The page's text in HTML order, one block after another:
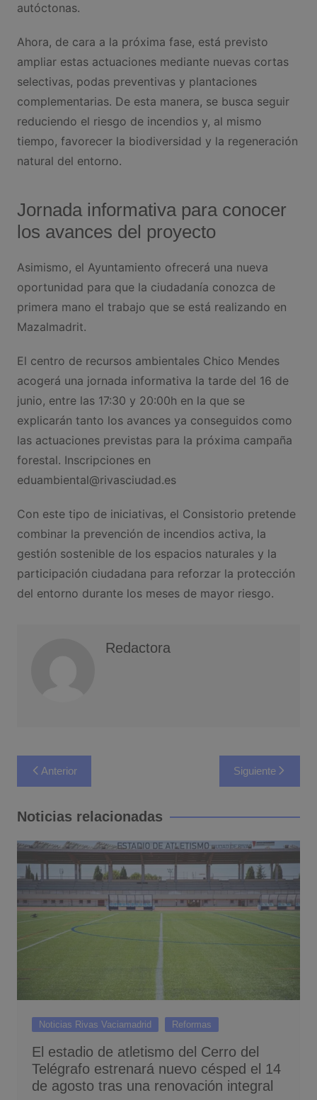
autóctonas.
Ahora, de cara a la próxima fase, está previsto
ampliar estas actuaciones mediante nuevas cortas
selectivas, podas preventivas y plantaciones
complementarias. De esta manera, se busca seguir
reduciendo el riesgo de incendios y, al mismo
tiempo, favorecer la biodiversidad y la regeneración
natural del entorno.
Jornada informativa para conocer
los avances del proyecto
Asimismo, el Ayuntamiento ofrecerá una nueva
oportunidad para que la ciudadanía conozca de
primera mano el trabajo que se está realizando en
Mazalmadrit.
El centro de recursos ambientales Chico Mendes
acogerá una jornada informativa la tarde del 16 de
junio, entre las 17:30 y 20:00h en la que se
explicarán tanto los avances ya conseguidos como
las actuaciones previstas para la próxima campaña
forestal. Inscripciones en
eduambiental@rivasciudad.es
Con este tipo de iniciativas, el Consistorio pretende
combinar la prevención de incendios activa, la
gestión sostenible de los espacios naturales y la
participación ciudadana para reforzar la protección
del entorno durante los meses de mayor riesgo.
Redactora
Navegación
de
entradas
Anterior Siguiente
Noticias relacionadas
Noticias Rivas Vaciamadrid Reformas
El estadio de atletismo del Cerro del
Telégrafo estrenará nuevo césped el 14
de agosto tras una renovación integral